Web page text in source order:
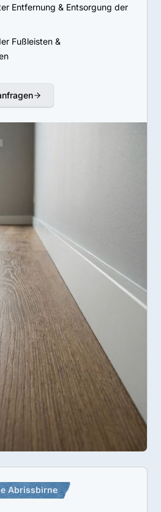
Entfernung & Entsorgung der
Fußleisten &
Abrissbirne